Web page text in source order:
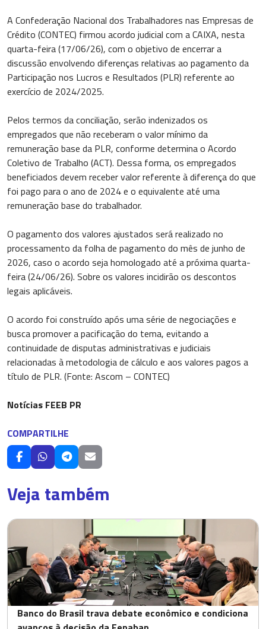
A Confederação Nacional dos Trabalhadores nas Empresas de
Crédito (CONTEC) firmou acordo judicial com a CAIXA, nesta
quarta-feira (17/06/26), com o objetivo de encerrar a
discussão envolvendo diferenças relativas ao pagamento da
Participação nos Lucros e Resultados (PLR) referente ao
exercício de 2024/2025.
Pelos termos da conciliação, serão indenizados os
empregados que não receberam o valor mínimo da
remuneração base da PLR, conforme determina o Acordo
Coletivo de Trabalho (ACT). Dessa forma, os empregados
beneficiados devem receber valor referente à diferença do que
foi pago para o ano de 2024 e o equivalente até uma
remuneração base do trabalhador.
O pagamento dos valores ajustados será realizado no
processamento da folha de pagamento do mês de junho de
2026, caso o acordo seja homologado até a próxima quarta-
feira (24/06/26). Sobre os valores incidirão os descontos
legais aplicáveis.
O acordo foi construído após uma série de negociações e
busca promover a pacificação do tema, evitando a
continuidade de disputas administrativas e judiciais
relacionadas à metodologia de cálculo e aos valores pagos a
título de PLR. (Fonte: Ascom – CONTEC)
Notícias FEEB PR
COMPARTILHE
Veja também
Banco do Brasil trava debate econômico e condiciona